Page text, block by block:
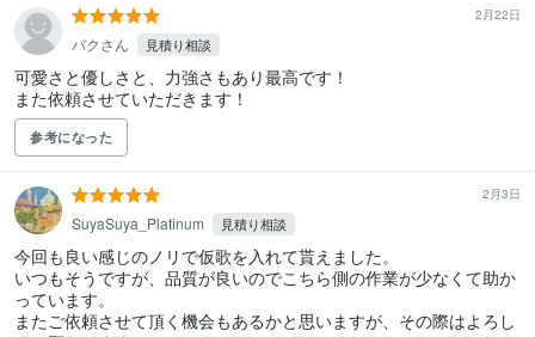
2月22日
バクさん 見積り相談
可愛さと優しさと、力強さもあり最高です！
また依頼させていただきます！
参考になった
2月3日
SuyaSuya_Platinum 見積り相談
今回も良い感じのノリで仮歌を入れて貰えました。
いつもそうですが、品質が良いのでこちら側の作業が少なくて助か
っています。
またご依頼させて頂く機会もあるかと思いますが、その際はよろし